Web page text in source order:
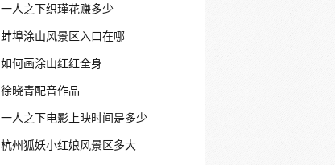
一人之下织瑾花赚多少
蚌埠涂山风景区入口在哪
如何画涂山红红全身
徐晓青配音作品
一人之下电影上映时间是多少
杭州狐妖小红娘风景区多大